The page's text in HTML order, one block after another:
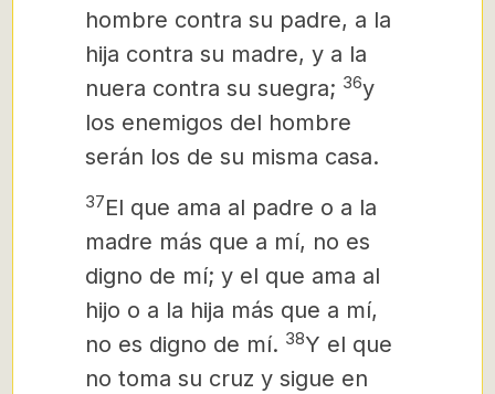
hombre contra su padre, a la
hija contra su madre, y a la
nuera contra su suegra; 36y
los enemigos del hombre
serán los de su misma casa.
37El que ama al padre o a la
madre más que a mí, no es
digno de mí; y el que ama al
hijo o a la hija más que a mí,
no es digno de mí. 38Y el que
no toma su cruz y sigue en